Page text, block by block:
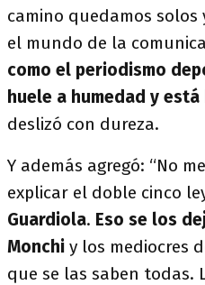
camino quedamos solos
el mundo de la
como el periodismo
huele a humedad y
deslizó con dureza.
Y además agregó: “No
explicar el doble cinco
Guardiola. Eso se los
Monchi y los mediocres
que se las saben todas.